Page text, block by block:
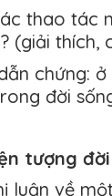
thao tác
(giải thích,
chứng:
đời
tượng
luận về